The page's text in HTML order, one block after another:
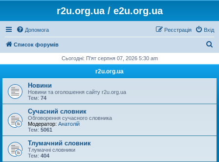
r2u.org.ua / e2u.org.ua
Допомога Вхід
Реєстрація
Список форумів
у
Сьогодні: П'ят серпня 07, 2026 5:30 am
r2u.org.ua
Новини
Новини та оголошення сайту r2u.org.ua
Тем: 74
Сучасний словник
Обговорення сучасного словника
Модератор: Анатолій
Тем: 5061
Тлумачний словник
Тлумачні словники
Тем: 404